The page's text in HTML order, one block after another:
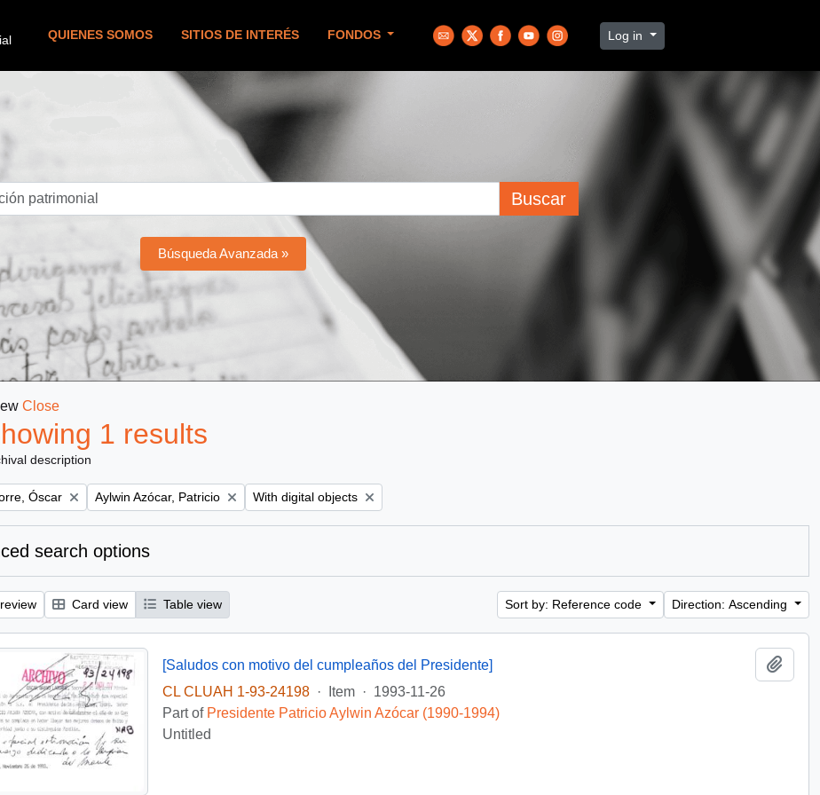
QUIENES SOMOS SITIOS DE INTERÉS FONDOS Log in
Buscar
Búsqueda Avanzada »
Close
1 results
description
Óscar Remove filter:
Aylwin Azócar, Patricio Remove filter:
With digital objects
search options
Card view Table view Sort by: Reference code Direction: Ascending
[Saludos con motivo del cumpleaños del Presidente]
CL CLUAH 1-93-24198
· Item · 1993-11-26
Part of Presidente Patricio Aylwin Azócar (1990-1994)
Untitled